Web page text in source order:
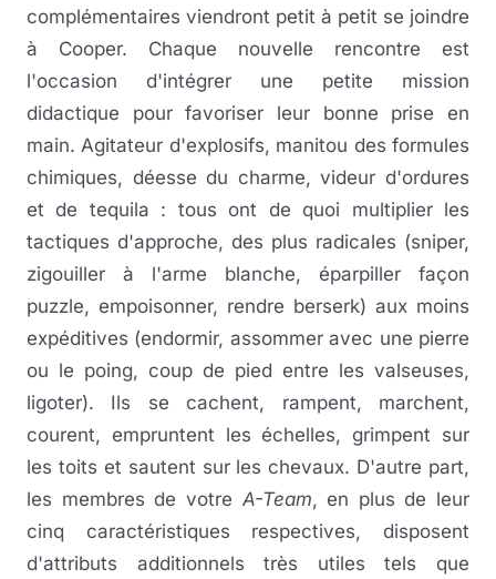
complémentaires viendront petit à petit se joindre
à Cooper. Chaque nouvelle rencontre est
l'occasion d'intégrer une petite mission
didactique pour favoriser leur bonne prise en
main. Agitateur d'explosifs, manitou des formules
chimiques, déesse du charme, videur d'ordures
et de tequila : tous ont de quoi multiplier les
tactiques d'approche, des plus radicales (sniper,
zigouiller à l'arme blanche, éparpiller façon
puzzle, empoisonner, rendre berserk) aux moins
expéditives (endormir, assommer avec une pierre
ou le poing, coup de pied entre les valseuses,
ligoter). Ils se cachent, rampent, marchent,
courent, empruntent les échelles, grimpent sur
les toits et sautent sur les chevaux. D'autre part,
les membres de votre A-Team, en plus de leur
cinq caractéristiques respectives, disposent
d'attributs additionnels très utiles tels que